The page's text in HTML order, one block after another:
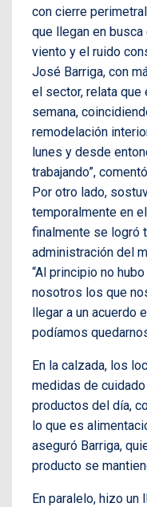
con cierre
que llegan en
viento y el ruido
José Barriga, con
el sector, relata
semana,
remodelación
lunes y desde
trabajando”,
Por otro lado,
temporalmente en
finalmente se logró
administración del
“Al principio no
nosotros los que
llegar a un acuerdo
podíamos
En la calzada, los
medidas de cuidado
productos del día,
lo que es
aseguró Barriga,
producto se
En paralelo, hizo un